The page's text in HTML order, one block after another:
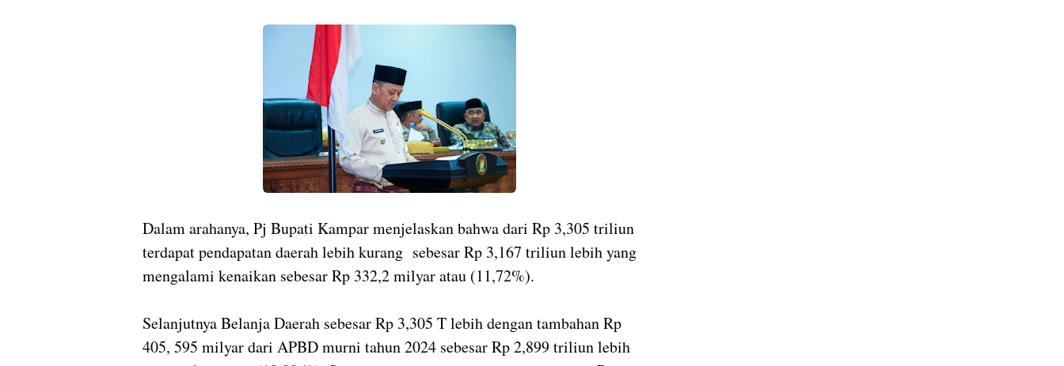
Dalam arahanya, Pj Bupati Kampar menjelaskan bahwa dari Rp 3,305 triliun
terdapat pendapatan daerah lebih kurang sebesar Rp 3,167 triliun lebih yang
mengalami kenaikan sebesar Rp 332,2 milyar atau (11,72%).
Selanjutnya Belanja Daerah sebesar Rp 3,305 T lebih dengan tambahan Rp
405, 595 milyar dari APBD murni tahun 2024 sebesar Rp 2,899 triliun lebih